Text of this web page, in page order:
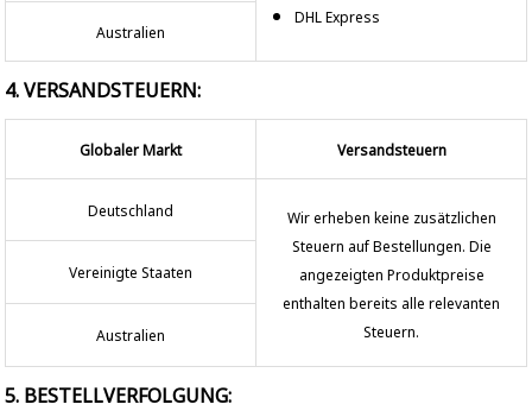
DHL Express
Australien
4. VERSANDSTEUERN:
Globaler Markt Versandsteuern
Deutschland
Wir erheben keine zusätzlichen
Steuern auf Bestellungen. Die
angezeigten Produktpreise
enthalten bereits alle relevanten
Steuern.
Vereinigte Staaten
Australien
5. BESTELLVERFOLGUNG: